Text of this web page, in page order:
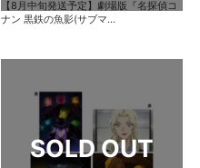
【8月中旬発送予定】劇場版『名探偵コ
ナン 黒鉄の魚影(サブマ...